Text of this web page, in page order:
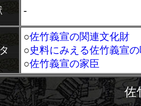
-
○佐竹義宣の関連文化財
○史料にみえる佐竹義宣
○佐竹義宣の家臣
佐